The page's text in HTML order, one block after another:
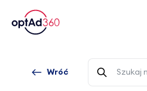
Wróć